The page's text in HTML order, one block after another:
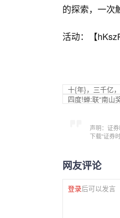
的探索，一次
活动：【
十{年}，三千亿
四度!蝉:联“南山
声明：证
下载“证券
网友评论
登录后可以发言